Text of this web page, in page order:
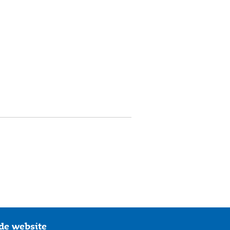
website